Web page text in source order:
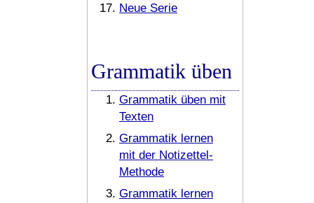
Neue Serie
Grammatik üben
Grammatik üben mit
Texten
Grammatik lernen
mit der Notizettel-
Methode
Grammatik lernen